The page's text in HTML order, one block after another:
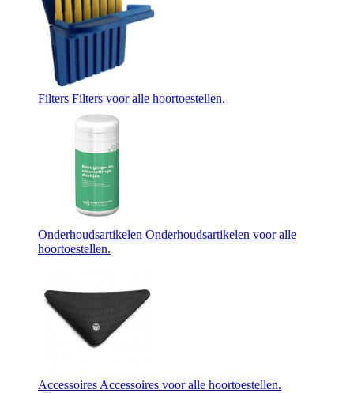
Filters Filters voor alle hoortoestellen.
Onderhoudsartikelen Onderhoudsartikelen voor alle
hoortoestellen.
AccessoiresAccessoires voor alle hoortoestellen.